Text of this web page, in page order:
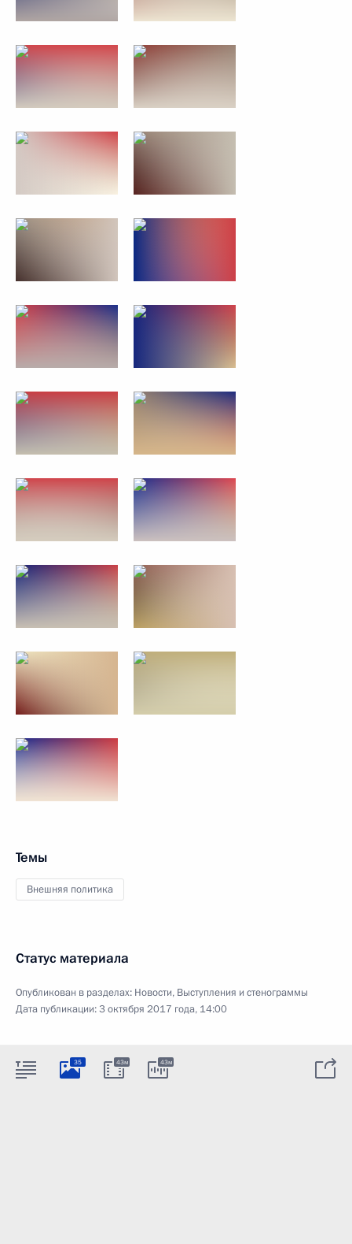
Темы
Внешняя политика
Статус материала
Опубликован в разделах: Новости, Выступления и стенограммы
Дата публикации:3 октября 2017 года, 14:00
35 43м 43м